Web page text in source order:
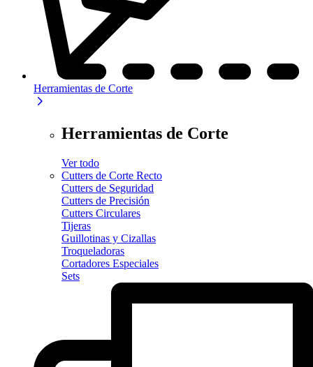
Herramientas de Corte
Herramientas de Corte
Ver todo
Cutters de Corte Recto
Cutters de Seguridad
Cutters de Precisión
Cutters Circulares
Tijeras
Guillotinas y Cizallas
Troqueladoras
Cortadores Especiales
Sets